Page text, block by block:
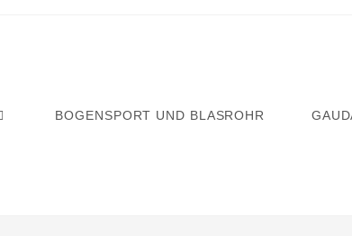
BOGENSPORT UND BLASROHR